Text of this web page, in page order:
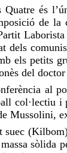
és
de la
dels
els petits
del doctor
al
col·lectiu i
Mussolini,
suec (Kilbom
sòlida